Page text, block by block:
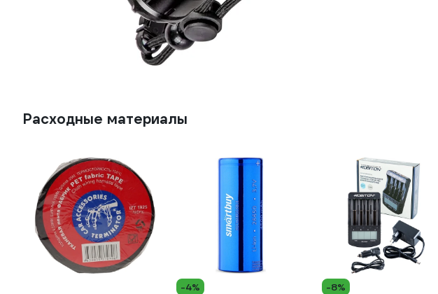
Расходные материалы
-4% -8%